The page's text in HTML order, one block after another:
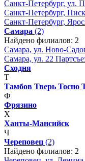
Санкт-Петербург, ул.
Санкт-Петербург,
Санкт-Петербург,
Самара (2)
Найдено филиалов: 2
Самара, ул. Ново-
Самара, ул. 22
Сходня
Т
Тамбов Тверь Тосно
Ф
Фрязино
Х
Ханты-Мансийск
Ч
Череповец (2)
Найдено филиалов: 2